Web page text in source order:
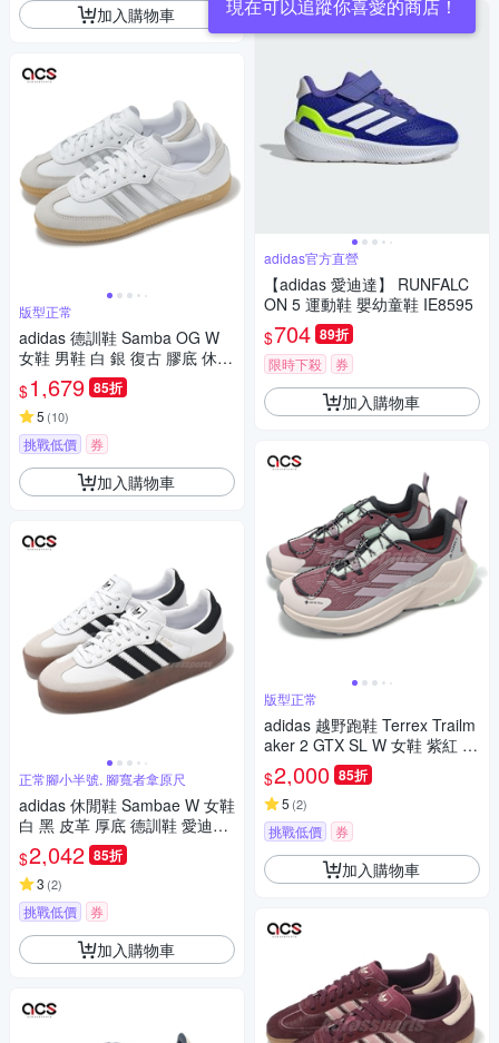
加入購物車
版型正常
adidas 德訓鞋 Samba OG W
女鞋 男鞋 白 銀 復古 膠底 休閒
鞋 愛迪達 JI2725
$1,679 85折
5 (10)
挑戰低價 券
加入購物車
正常腳小半號, 腳寬者拿原尺
adidas 休閒鞋 Sambae W 女鞋
白 黑 皮革 厚底 德訓鞋 愛迪達
JI1349
$2,042 85折
3 (2)
挑戰低價 券
加入購物車
現在可以追蹤你喜愛的商店！
adidas官方直營
【adidas 愛迪達】 RUNFALC
ON 5 運動鞋 嬰幼童鞋 IE8595
$704 89折
限時下殺 券
加入購物車
版型正常
adidas 越野跑鞋 Terrex Trailm
aker 2 GTX SL W 女鞋 紫紅 防
水 機能 愛迪達 JP5242
$2,000 85折
5 (2)
挑戰低價 券
加入購物車